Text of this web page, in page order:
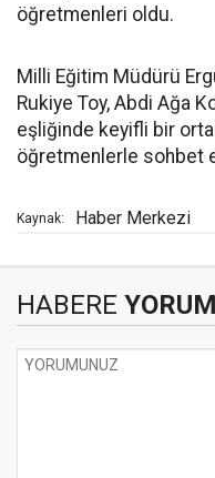
öğretmenleri oldu.
Milli Eğitim Müdürü
Rukiye Toy, Abdi Ağa
eşliğinde keyifli bir
öğretmenlerle sohbet
Kaynak: Haber Merkezi
HABERE